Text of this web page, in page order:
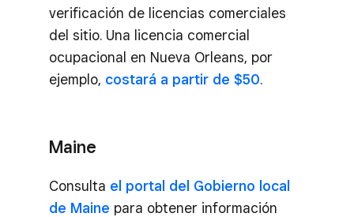
verificación de licencias comerciales
del sitio. Una licencia comercial
ocupacional en Nueva Orleans, por
ejemplo, costará a partir de $50.
Maine
Consulta el portal del Gobierno local
de Maine para obtener información